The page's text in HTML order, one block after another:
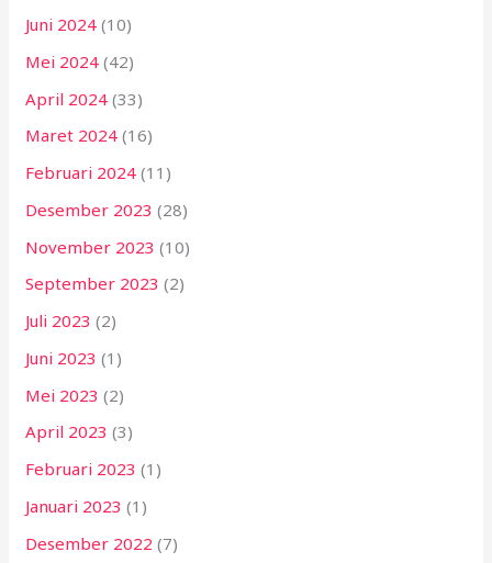
Juni 2024 (10)
Mei 2024 (42)
April 2024 (33)
Maret 2024 (16)
Februari 2024 (11)
Desember 2023 (28)
November 2023 (10)
September 2023 (2)
Juli 2023 (2)
Juni 2023 (1)
Mei 2023 (2)
April 2023 (3)
Februari 2023 (1)
Januari 2023 (1)
Desember 2022 (7)